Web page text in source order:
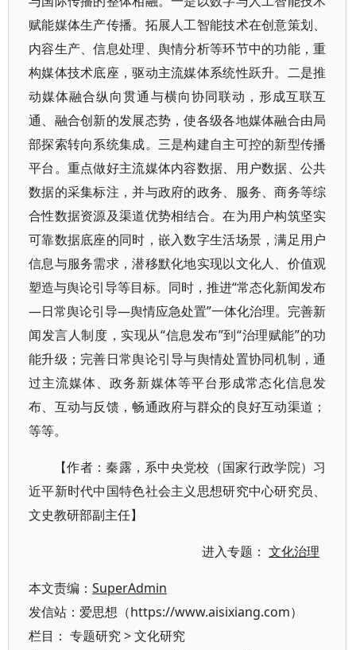
赋能媒体生产传播。拓展人工智能技术在创意策划、
内容生产、信息处理、舆情分析等环节中的功能，重
构媒体技术底座，驱动主流媒体系统性跃升。二是推
动媒体融合纵向贯通与横向协同联动，形成互联互
通、融合创新的发展态势，使各级各地媒体融合由局
部探索转向系统集成。三是构建自主可控的新型传播
平台。重点做好主流媒体内容数据、用户数据、公共
数据的采集标注，并与政府的政务、服务、商务等综
合性数据资源及渠道优势相结合。在为用户构筑坚实
可靠数据底座的同时，嵌入数字生活场景，满足用户
信息与服务需求，潜移默化地实现以文化人、价值观
塑造与舆论引导等目标。同时，推进“常态化新闻发布
—日常舆论引导—舆情应急处置”一体化治理。完善新
闻发言人制度，实现从“信息发布”到“治理赋能”的功
能升级；完善日常舆论引导与舆情处置协同机制，通
过主流媒体、政务新媒体等平台形成常态化信息发
布、互动与反馈，畅通政府与群众的良好互动渠道；
等等。
【作者：秦露，系中央党校（国家行政学院）习
近平新时代中国特色社会主义思想研究中心研究员、
文史教研部副主任】
进入专题：文化治理
本文责编： SuperAdmin
发信站：爱思想（https://www.aisixiang.com）
栏目： 专题研究>文化研究